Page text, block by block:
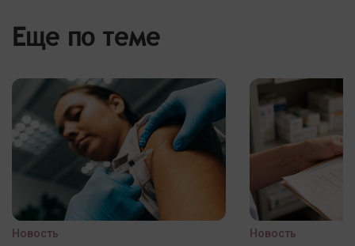
Еще по теме
Новость Новость